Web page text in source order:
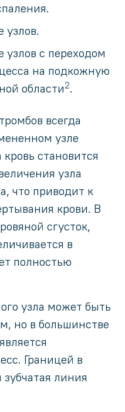
узлов.
узлов с переходом
на подкожную
области2.
всегда
узле
становится
узла
что приводит к
крови. В
сгусток,
в
полностью
узла может быть
но в большинстве
Границей в
линия